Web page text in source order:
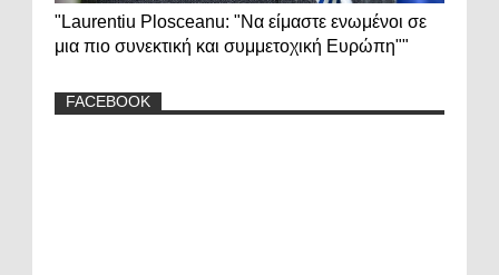
"Laurentiu Plosceanu: "Να είμαστε ενωμένοι σε
μια πιο συνεκτική και συμμετοχική Ευρώπη""
FACEBOOK